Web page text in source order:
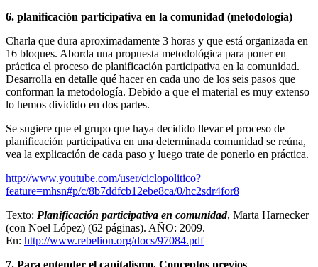
6. planificación participativa en la comunidad (metodologia)
Charla que dura aproximadamente 3 horas y que está organizada en
16 bloques. Aborda una propuesta metodológica para poner en
práctica el proceso de planificación participativa en la comunidad.
Desarrolla en detalle qué hacer en cada uno de los seis pasos que
conforman la metodología. Debido a que el material es muy extenso
lo hemos dividido en dos partes.
Se sugiere que el grupo que haya decidido llevar el proceso de
planificación participativa en una determinada comunidad se reúna,
vea la explicación de cada paso y luego trate de ponerlo en práctica.
http://www.youtube.com/user/ciclopolitico?
feature=mhsn#p/c/8b7ddfcb12ebe8ca/0/hc2sdr4for8
Texto: Planificación participativa en comunidad, Marta Harnecker
(con Noel López) (62 páginas). AÑO: 2009.
En: http://www.rebelion.org/docs/97084.pdf